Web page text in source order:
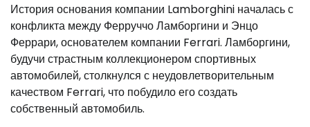
История основания компании Lamborghini началась с
конфликта между Ферруччо Ламборгини и Энцо
Феррари, основателем компании Ferrari. Ламборгини,
будучи страстным коллекционером спортивных
автомобилей, столкнулся с неудовлетворительным
качеством Ferrari, что побудило его создать
собственный автомобиль.